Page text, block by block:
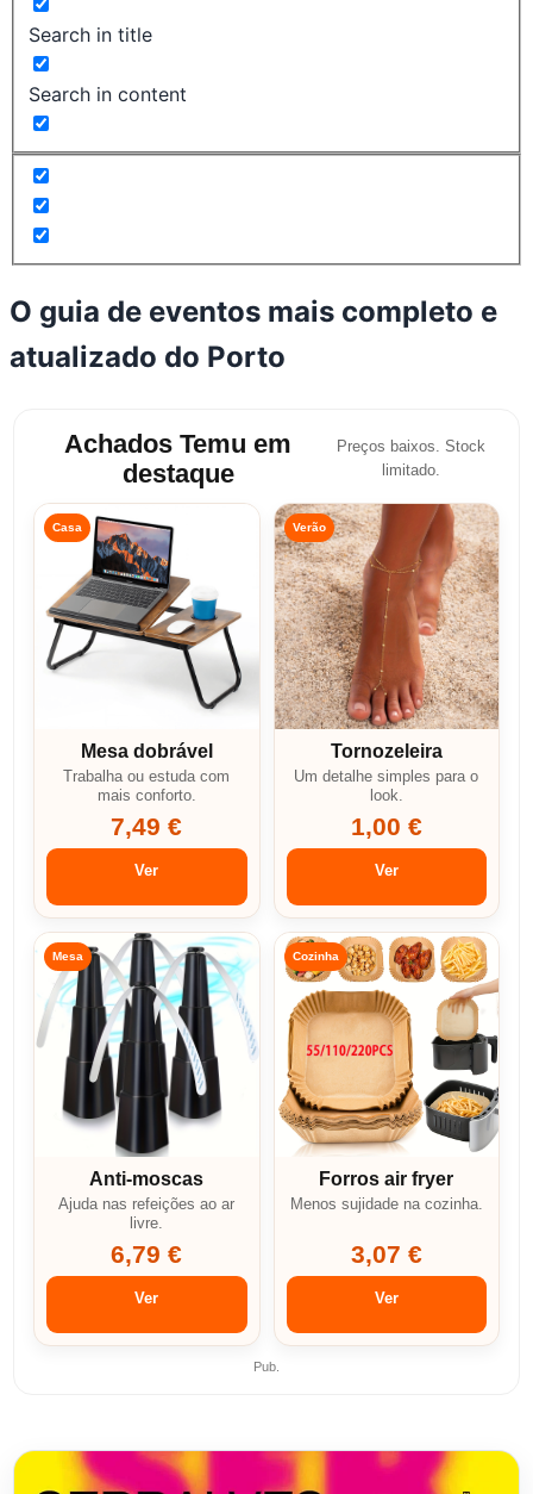
Search in title
Search in content
O guia de eventos mais completo e
atualizado do Porto
Achados Temu em
destaque
Preços baixos. Stock
limitado.
Casa
Mesa dobrável
Trabalha ou estuda com
mais conforto.
7,49 €
Ver
Verão
Tornozeleira
Um detalhe simples para o
look.
1,00 €
Ver
Mesa
Anti-moscas
Ajuda nas refeições ao ar
livre.
6,79 €
Ver
Cozinha
Forros air fryer
Menos sujidade na cozinha.
3,07 €
Ver
Pub.